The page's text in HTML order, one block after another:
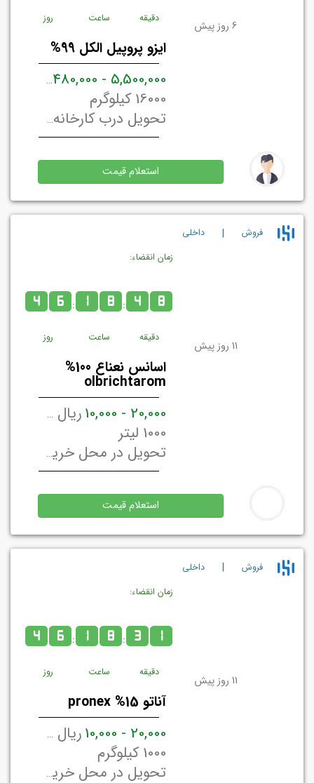
6 روز پیش
روز ساعت دقیقه
ایزو پروپیل الکل 99%
5,500,000 - 5,480,000
16000 کیلوگرم
تحویل درب کارخانه/ انبار فروشنده تهران, ایران
استعلام قیمت
فروش | داخلي
11 روز پیش
زمان انقضاء:
4 6
روز
: 1 8
ساعت
: 4 8
دقیقه
اسانس نعناع 100%
olbrichtarom
20,000 - 10,000
ریال ایران / لیتر
1000 لیتر
تحویل در محل خریدار تهران, ایران
استعلام قیمت
فروش | داخلي
11 روز پیش
زمان انقضاء:
4 6
روز
: 1 8
ساعت
: 3 1
دقیقه
آناتو 15% pronex
20,000 - 10,000
ریال ایران / کیلوگرم
1000 کیلوگرم
تحویل در محل خریدار تهران, ایران